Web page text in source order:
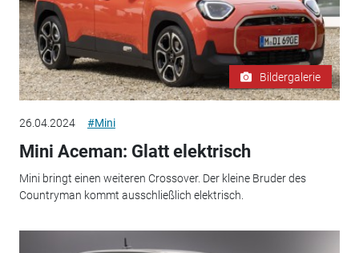
Bildergalerie
26.04.2024 #Mini
Mini Aceman: Glatt elektrisch
Mini bringt einen weiteren Crossover. Der kleine Bruder des
Countryman kommt ausschließlich elektrisch.